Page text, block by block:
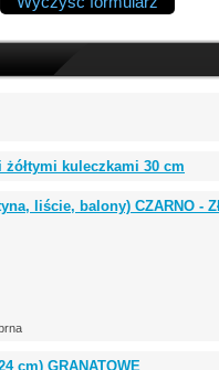
kuleczkami 30 cm
liście, balony) CZARNO -
cm) GRANATOWE